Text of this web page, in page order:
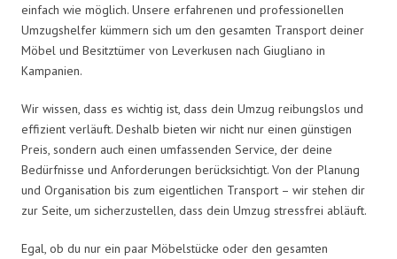
einfach wie möglich. Unsere erfahrenen und professionellen
Umzugshelfer kümmern sich um den gesamten Transport deiner
Möbel und Besitztümer von Leverkusen nach Giugliano in
Kampanien.
Wir wissen, dass es wichtig ist, dass dein Umzug reibungslos und
effizient verläuft. Deshalb bieten wir nicht nur einen günstigen
Preis, sondern auch einen umfassenden Service, der deine
Bedürfnisse und Anforderungen berücksichtigt. Von der Planung
und Organisation bis zum eigentlichen Transport – wir stehen dir
zur Seite, um sicherzustellen, dass dein Umzug stressfrei abläuft.
Egal, ob du nur ein paar Möbelstücke oder den gesamten